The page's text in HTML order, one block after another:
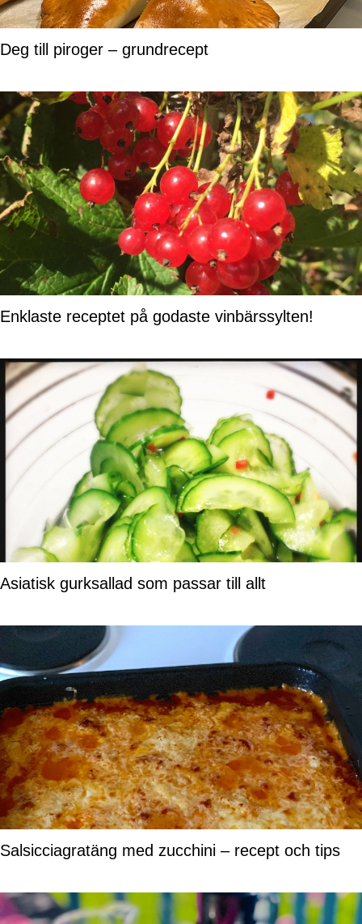
Deg till piroger – grundrecept
Enklaste receptet på godaste vinbärssylten!
Asiatisk gurksallad som passar till allt
Salsicciagratäng med zucchini – recept och tips